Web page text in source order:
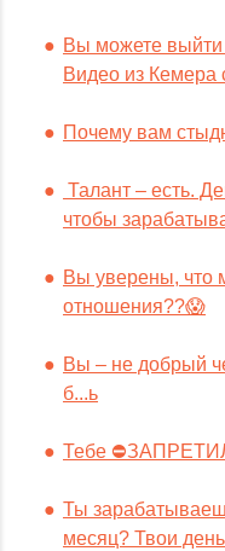
Вы можете выйти
Видео из Кемера
Почему вам
Талант – есть.
чтобы
Вы уверены,
отношения??😱
Вы – не добрый
б...ь
Тебе
Ты
месяц? Твои